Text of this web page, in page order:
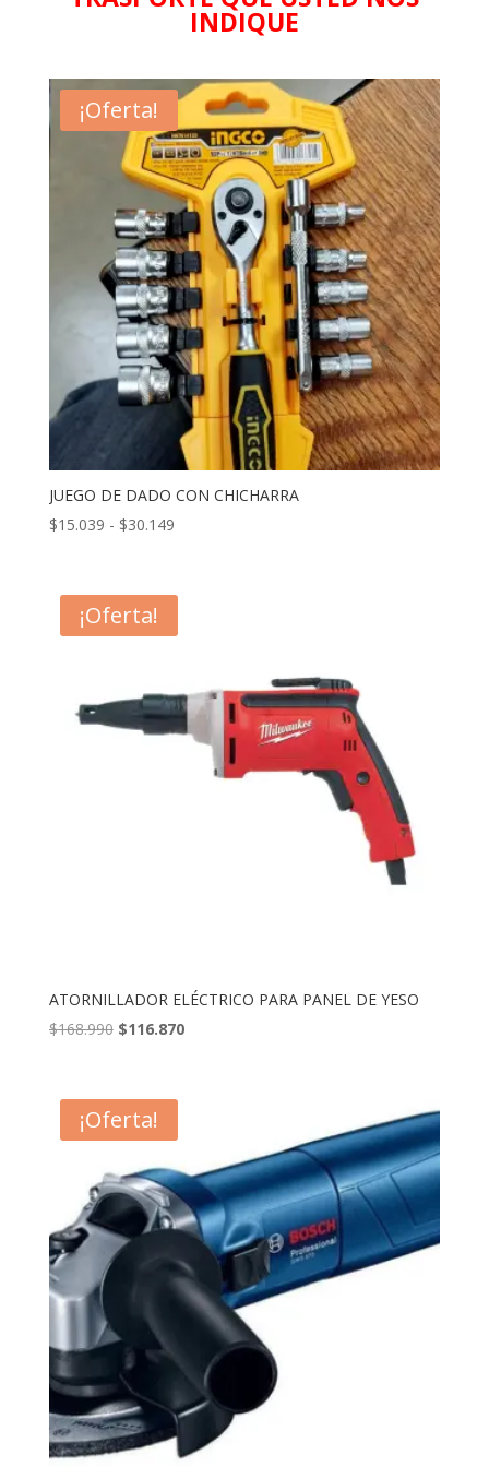
INDIQUE
¡Oferta!
JUEGO DE DADO CON CHICHARRA
$15.039 - $30.149Rango
$15.039
$30.149
¡Oferta!
ATORNILLADOR ELÉCTRICO PARA PANEL DE YESO
$168.990 El
era:
$168.990.
$116.870El
¡Oferta!